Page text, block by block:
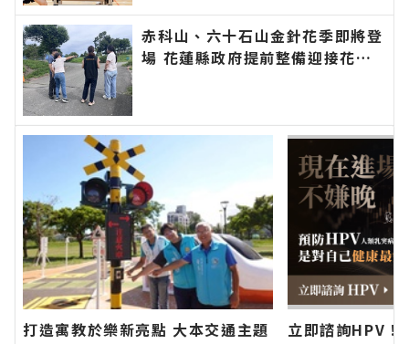
報導 最新的在地資訊！
赤科山、六十石山金針花季即將登
場 花蓮縣政府提前整備迎接花季
報導 最新的在地資訊！
打造寓教於樂新亮點 大本交通主題
立即諮詢HPV！